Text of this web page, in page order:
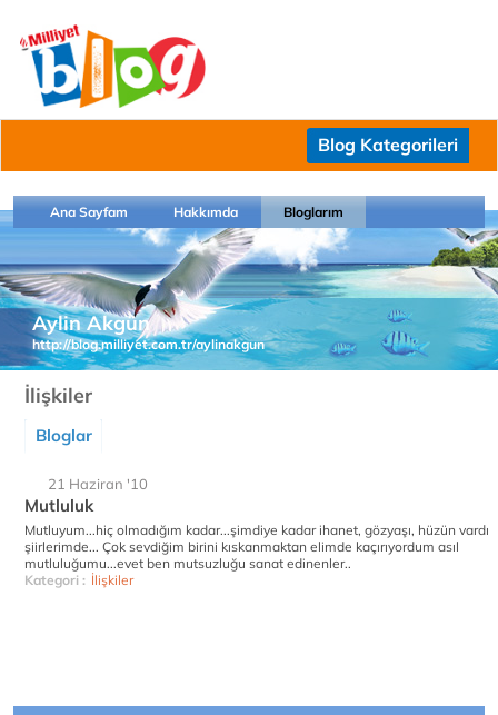
Blog Kategorileri
Ana Sayfam Hakkımda Bloglarım
Aylin Akgün
http://blog.milliyet.com.tr/aylinakgun
İlişkiler
Bloglar
21 Haziran '10
Mutluluk
Mutluyum...hiç olmadığım kadar...şimdiye kadar ihanet, gözyaşı, hüzün vardı
şiirlerimde... Çok sevdiğim birini kıskanmaktan elimde kaçırıyordum asıl
mutluluğumu...evet ben mutsuzluğu sanat edinenler..
Kategori : İlişkiler